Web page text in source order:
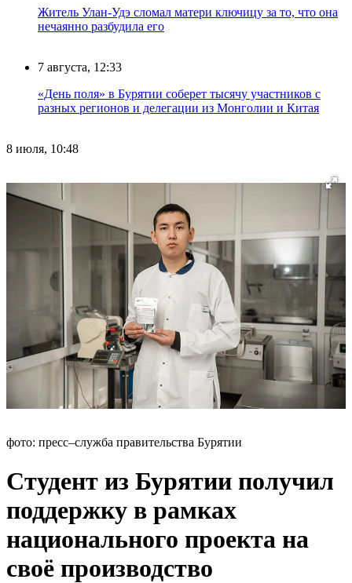
Житель Улан-Удэ сломал матери ключицу за то, что она
нечаянно разбудила его
7 августа, 12:33
«День поля» в Бурятии соберет тысячу участников с
разных регионов и делегации из Монголии и Китая
8 июля, 10:48
фото: пресс–служба правительства Бурятии
Студент из Бурятии получил
поддержку в рамках
национального проекта на
своё производство